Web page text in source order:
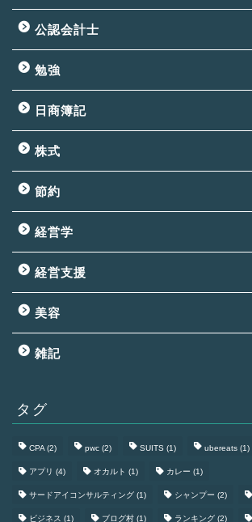
公認会計士
勉強
日商簿記
株式
節約
経営学
経営支援
美容
雑記
タグ
CPA (2) pwc (2) SUITS (1) ubereats (1)
アプリ (4) オカルト (1) カレー (1)
サードアイコンサルティング (1) シャンプー (2)
ビジネス (1) ブログ村 (1) ランキング (2)